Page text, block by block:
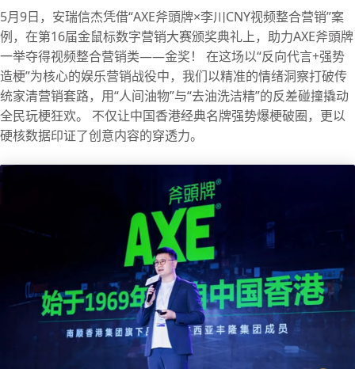
5月9日，安瑞信杰凭借“AXE斧頭牌×李川CNY视频整合营销”案
例，在第16届金鼠标数字营销大赛颁奖典礼上，助力AXE斧頭牌
一举夺得视频整合营销类——金奖！ 在这场以“反向代言+强势
造梗”为核心的娱乐营销战役中，我们以精准的情绪洞察打破传
统家清营销套路，用“人间油物”与“去油洗洁精”的反差碰撞撬动
全民玩梗狂欢。 不仅让中国香港经典名牌强势爆梗破圈，更以
硬核数据印证了创意内容的穿透力。